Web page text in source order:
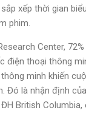
xếp thời gian
phim.
Center,
điện thoại thông
minh khiến
Đó là nhận định
British Columbia,